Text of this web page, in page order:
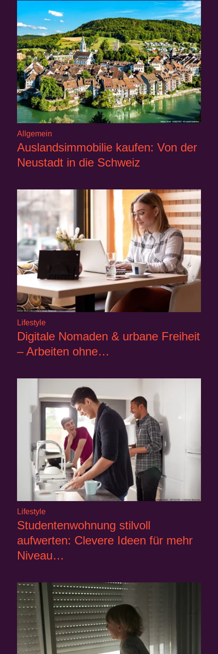
Allgemein
Auslandsimmobilie kaufen: Von der
Neustadt in die Schweiz
Lifestyle
Digitale Nomaden & urbane Freiheit
– Arbeiten ohne…
Lifestyle
Studentenwohnung stilvoll
aufwerten: Clevere Ideen für mehr
Niveau…